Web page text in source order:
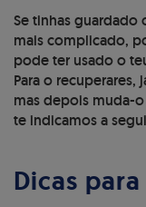
Se tinhas guardado
mais complicado,
pode ter usado o
Para o recuperares,
mas depois muda-
te indicamos a
Dicas